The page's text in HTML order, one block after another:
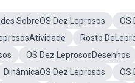
SobreOS Dez Leprosos
OS
Rosto
OS Dez LeprososDesenhos
DinâmicaOS Dez Leprosos
OS